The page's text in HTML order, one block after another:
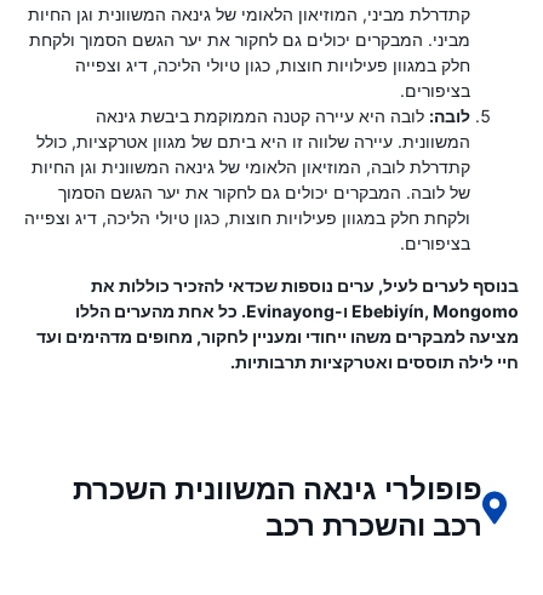
קתדרלת מביני, המוזיאון הלאומי של גינאה המשוונית וגן החיות
מביני. המבקרים יכולים גם לחקור את יער הגשם הסמוך ולקחת
חלק במגוון פעילויות חוצות, כגון טיולי הליכה, דיג וצפייה
בציפורים.
לובה: לובה היא עיירה קטנה הממוקמת ביבשת גינאה
המשוונית. עיירה שלווה זו היא ביתם של מגוון אטרקציות, כולל
קתדרלת לובה, המוזיאון הלאומי של גינאה המשוונית וגן החיות
של לובה. המבקרים יכולים גם לחקור את יער הגשם הסמוך
ולקחת חלק במגוון פעילויות חוצות, כגון טיולי הליכה, דיג וצפייה
בציפורים.
בנוסף לערים לעיל, ערים נוספות שכדאי להזכיר כוללות את
Ebebiyín, Mongomo ו-Evinayong. כל אחת מהערים הללו
מציעה למבקרים משהו ייחודי ומעניין לחקור, מחופים מדהימים ועד
חיי לילה תוססים ואטרקציות תרבותיות.
פופולרי גינאה המשוונית השכרת
רכב והשכרת רכב